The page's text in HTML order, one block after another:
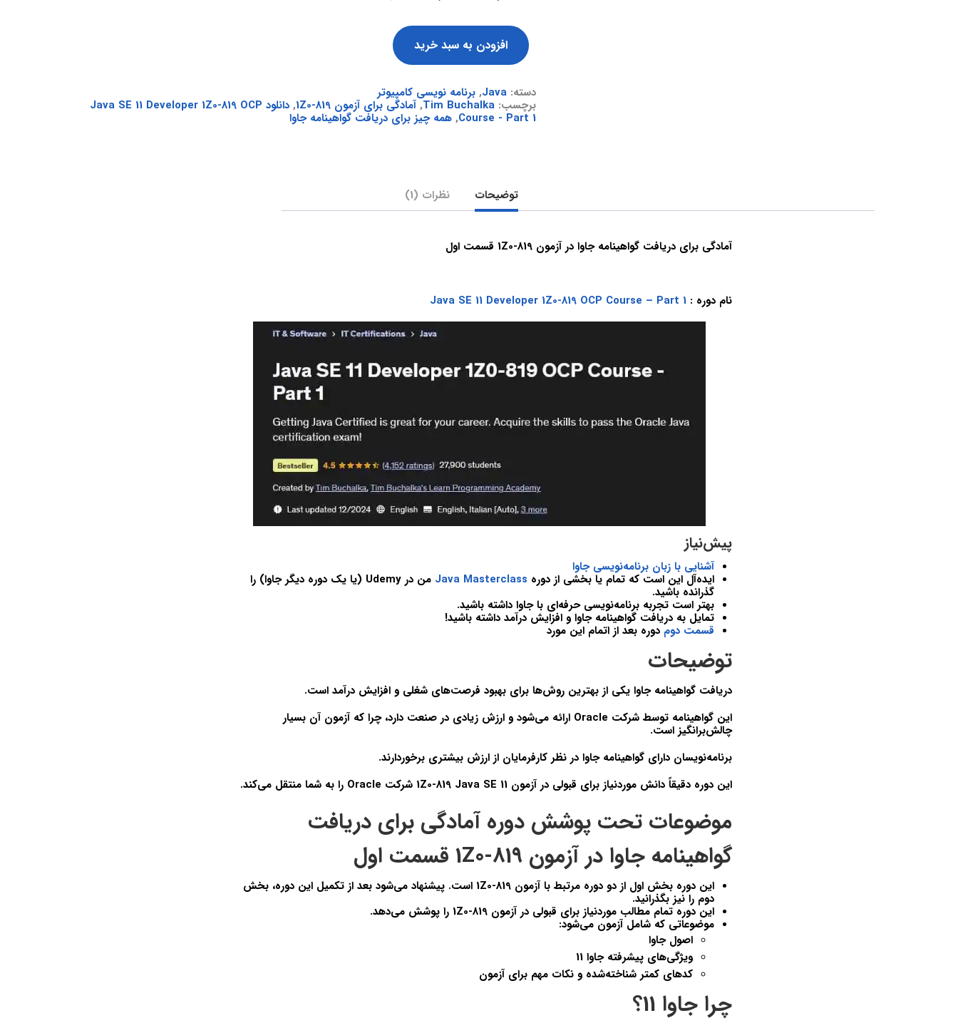
افزودن به سبد خرید
دسته: Java
, برنامه نویسی کامپیوتر
برچسب: Tim Buchalka
, آمادگی برای آزمون 1Z0-819 , دانلود Java SE 11 Developer 1Z0-819 OCP
Course - Part 1
, همه چیز برای دریافت گواهینامه جاوا
توضیحات نظرات (1)
آمادگی برای دریافت گواهینامه جاوا در آزمون 1Z0-819 قسمت اول
نام دوره : Java SE 11 Developer 1Z0-819 OCP Course – Part 1
پیش‌نیاز
آشنایی با زبان برنامه‌نویسی جاوا
ایده‌آل این است که تمام یا بخشی از دوره Java Masterclass من در Udemy (یا یک دوره دیگر جاوا) را
گذرانده باشید.
بهتر است تجربه برنامه‌نویسی حرفه‌ای با جاوا داشته باشید.
تمایل به دریافت گواهینامه جاوا و افزایش درآمد داشته باشید!
قسمت دوم دوره بعد از اتمام این مورد
توضیحات
دریافت گواهینامه جاوا یکی از بهترین روش‌ها برای بهبود فرصت‌های شغلی و افزایش درآمد است.
این گواهینامه توسط شرکت Oracle ارائه می‌شود و ارزش زیادی در صنعت دارد، چرا که آزمون آن بسیار
چالش‌برانگیز است.
برنامه‌نویسان دارای گواهینامه جاوا در نظر کارفرمایان از ارزش بیشتری برخوردارند.
این دوره دقیقاً دانش موردنیاز برای قبولی در آزمون 1Z0-819 Java SE 11 شرکت Oracle را به شما منتقل می‌کند.
موضوعات تحت پوشش دوره آمادگی برای دریافت
گواهینامه جاوا در آزمون 1Z0-819 قسمت اول
این دوره بخش اول از دو دوره مرتبط با آزمون 1Z0-819 است. پیشنهاد می‌شود بعد از تکمیل این دوره، بخش
دوم را نیز بگذرانید.
این دوره تمام مطالب موردنیاز برای قبولی در آزمون 1Z0-819 را پوشش می‌دهد.
موضوعاتی که شامل آزمون می‌شود:
اصول جاوا
ویژگی‌های پیشرفته جاوا 11
کدهای کمتر شناخته‌شده و نکات مهم برای آزمون
چرا جاوا 11؟